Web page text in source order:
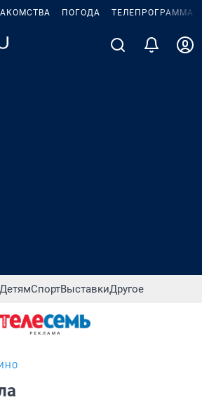
ПОГОДА ТЕЛЕПРОГРАММА
ДетямСпортВыставкиДругое